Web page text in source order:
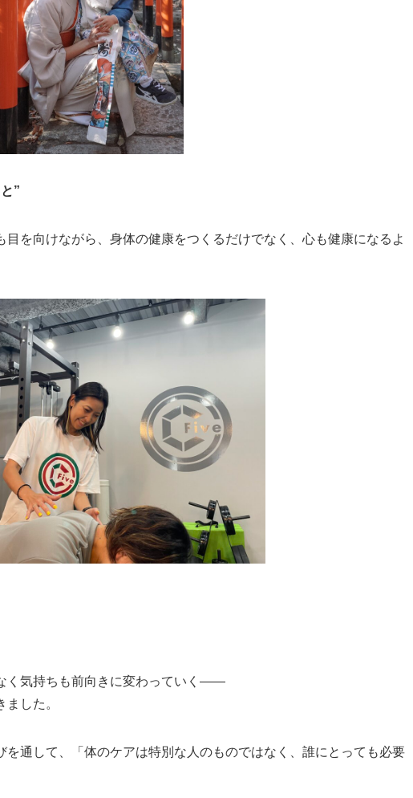
”
を向けながら、身体の健康をつくるだけでなく、心も健康になるよ
く気持ちも前向きに変わっていく——
した。
通して、「体のケアは特別な人のものではなく、誰にとっても必要